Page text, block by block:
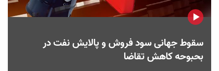
سقوط جهانی سود فروش و پالایش نفت در
بحبوحه کاهش تقاضا